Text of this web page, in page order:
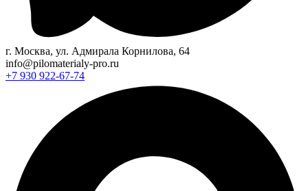
г. Москва, ул. Адмирала Корнилова, 64
info@pilomaterialy-pro.ru
+7 930 922-67-74